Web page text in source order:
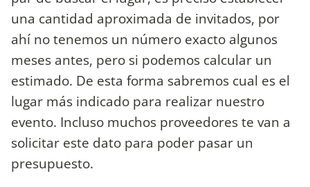
una cantidad aproximada de invitados, por
ahí no tenemos un número exacto algunos
meses antes, pero si podemos calcular un
estimado. De esta forma sabremos cual es el
lugar más indicado para realizar nuestro
evento. Incluso muchos proveedores te van a
solicitar este dato para poder pasar un
presupuesto.